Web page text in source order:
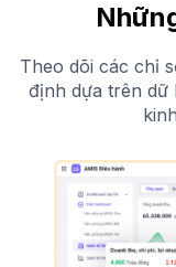
Theo dõi các chỉ
định dựa trên dữ